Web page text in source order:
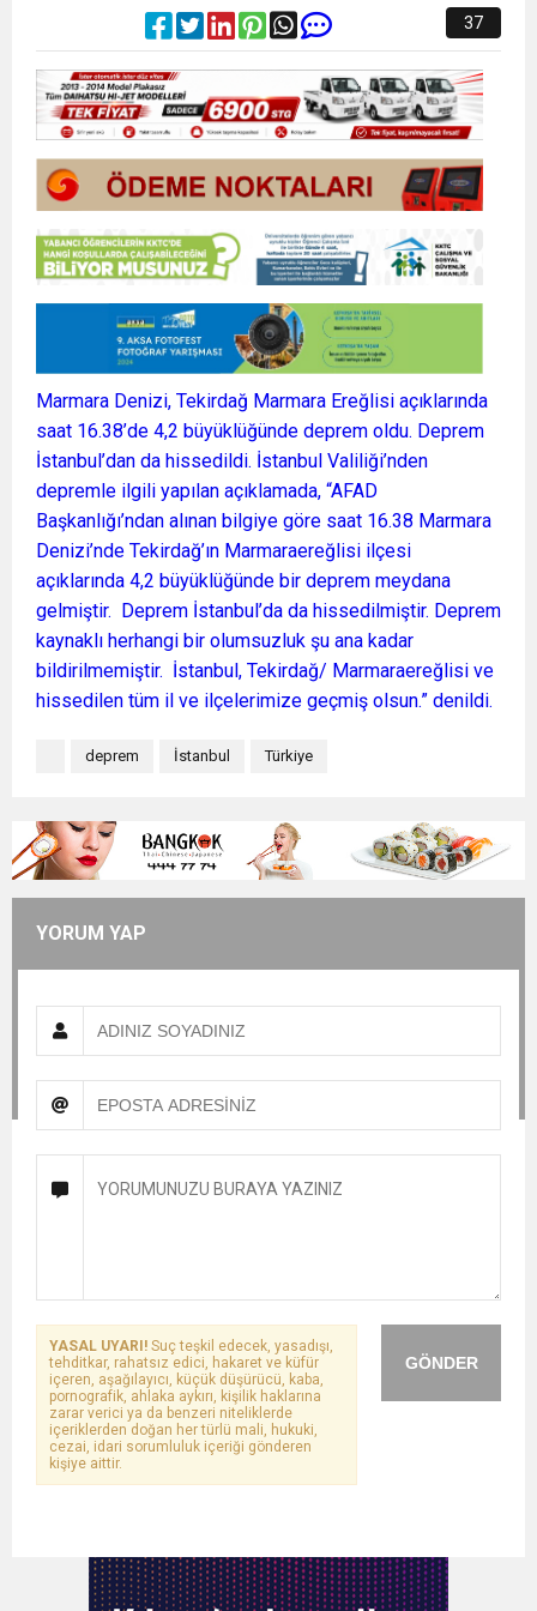
37
Marmara Denizi, Tekirdağ Marmara Ereğlisi açıklarında
saat 16.38’de 4,2 büyüklüğünde deprem oldu. Deprem
İstanbul’dan da hissedildi. İstanbul Valiliği’nden
depremle ilgili yapılan açıklamada, “AFAD
Başkanlığı’ndan alınan bilgiye göre saat 16.38 Marmara
Denizi’nde Tekirdağ’ın Marmaraereğlisi ilçesi
açıklarında 4,2 büyüklüğünde bir deprem meydana
gelmiştir. Deprem İstanbul’da da hissedilmiştir. Deprem
kaynaklı herhangi bir olumsuzluk şu ana kadar
bildirilmemiştir. İstanbul, Tekirdağ/ Marmaraereğlisi ve
hissedilen tüm il ve ilçelerimize geçmiş olsun.” denildi.
deprem İstanbul Türkiye
YORUM YAP
GÖNDER
YASAL UYARI! Suç teşkil edecek, yasadışı,
tehditkar, rahatsız edici, hakaret ve küfür
içeren, aşağılayıcı, küçük düşürücü, kaba,
pornografik, ahlaka aykırı, kişilik haklarına
zarar verici ya da benzeri niteliklerde
içeriklerden doğan her türlü mali, hukuki,
cezai, idari sorumluluk içeriği gönderen
kişiye aittir.